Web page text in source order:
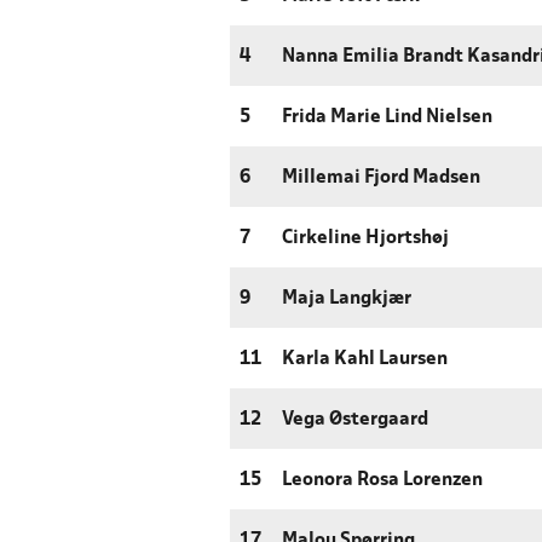
4 Nanna Emilia Brandt
5 Frida Marie Lind Nielsen
6 Millemai Fjord Madsen
7 Cirkeline Hjortshøj
9 Maja Langkjær
11 Karla Kahl Laursen
12 Vega Østergaard
15 Leonora Rosa Lorenzen